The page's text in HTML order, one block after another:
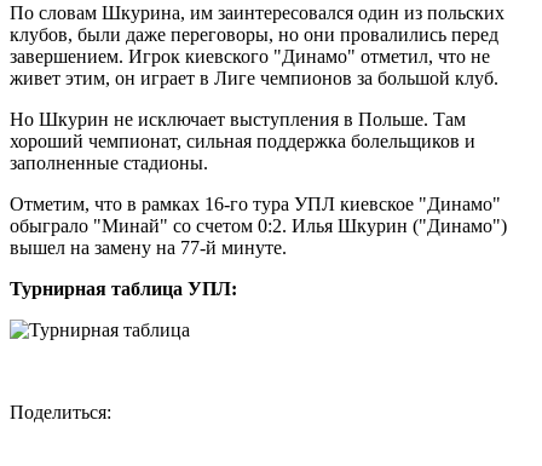
По словам Шкурина, им заинтересовался один из польских
клубов, были даже переговоры, но они провалились перед
завершением. Игрок киевского "Динамо" отметил, что не
живет этим, он играет в Лиге чемпионов за большой клуб.
Но Шкурин не исключает выступления в Польше. Там
хороший чемпионат, сильная поддержка болельщиков и
заполненные стадионы.
Отметим, что в рамках 16-го тура УПЛ киевское "Динамо"
обыграло "Минай" со счетом 0:2. Илья Шкурин ("Динамо")
вышел на замену на 77-й минуте.
Турнирная таблица УПЛ:
Поделиться: